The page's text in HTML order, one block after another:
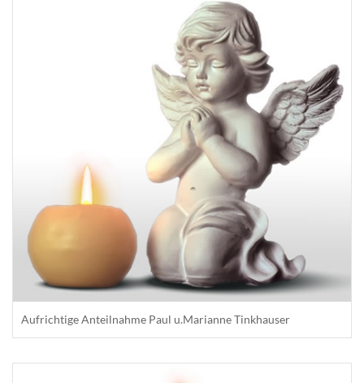
Aufrichtige Anteilnahme Paul u.Marianne Tinkhauser